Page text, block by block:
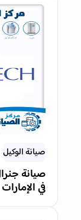
صيانة الوكيل
في الإمارات